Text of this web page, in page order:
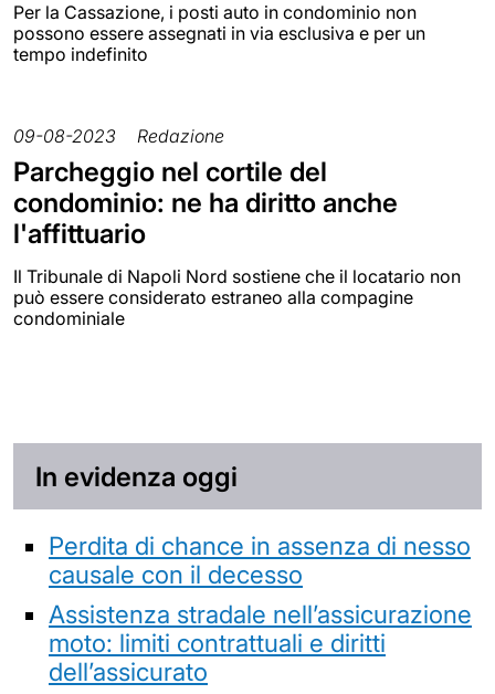
Per la Cassazione, i posti auto in condominio non
possono essere assegnati in via esclusiva e per un
tempo indefinito
09-08-2023 Redazione
Parcheggio nel cortile del
condominio: ne ha diritto anche
l'affittuario
Il Tribunale di Napoli Nord sostiene che il locatario non
può essere considerato estraneo alla compagine
condominiale
In evidenza oggi
Perdita di chance in assenza di nesso
causale con il decesso
Assistenza stradale nell’assicurazione
moto: limiti contrattuali e diritti
dell’assicurato